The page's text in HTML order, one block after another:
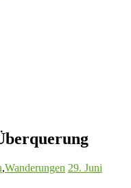
,Wanderungen 29. Juni